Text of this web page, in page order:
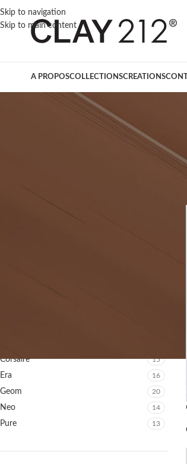
Skip to navigation
Skip to main content
A PROPOSCOLLECTIONSCREATIONS
Corsaire 15
Era 16
Geom 20
Neo 14
Pure 13